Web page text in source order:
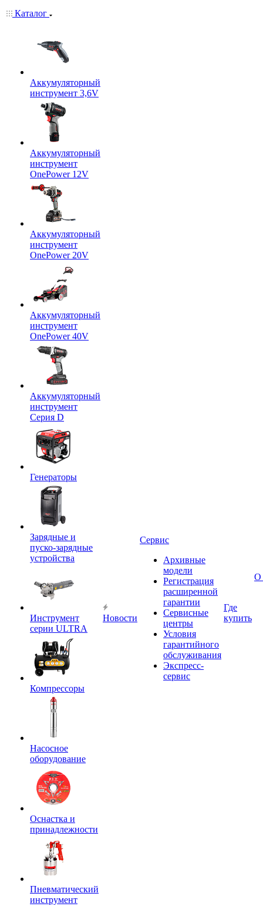
Каталог
Аккумуляторный
инструмент 3,6V
Аккумуляторный
инструмент
OnePower 12V
Аккумуляторный
инструмент
OnePower 20V
Аккумуляторный
инструмент
OnePower 40V
Аккумуляторный
инструмент
Серия D
Генераторы
Зарядные и
пуско-зарядные
устройства
Инструмент
серии ULTRA
Компрессоры
Насосное
оборудование
Оснастка и
принадлежности
Пневматический
инструмент
Новости
Сервис
Архивные
модели
Регистрация
расширенной
гарантии
Сервисные
центры
Условия
гарантийного
обслуживания
Экспресс-
сервис
Где
купить
О